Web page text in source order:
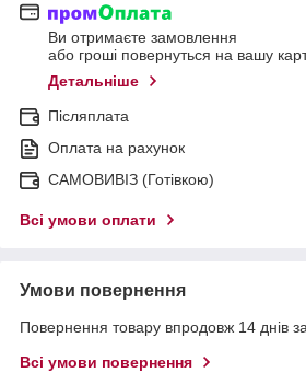
Ви отримаєте замовлення
або гроші повернуться на вашу
Детальніше
Післяплата
Оплата на рахунок
САМОВИВІЗ (Готівкою)
Всі умови оплати
Умови повернення
Повернення товару впродовж 14 днів
Всі умови повернення